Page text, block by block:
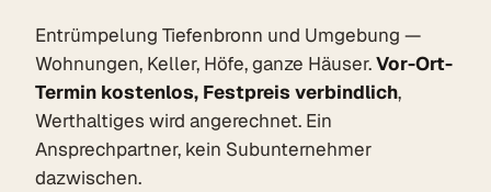
Entrümpelung Tiefenbronn und Umgebung —
Wohnungen, Keller, Höfe, ganze Häuser.Vor-Ort-
Termin kostenlos, Festpreis verbindlich,
Werthaltiges wird angerechnet. Ein
Ansprechpartner, kein Subunternehmer
dazwischen.